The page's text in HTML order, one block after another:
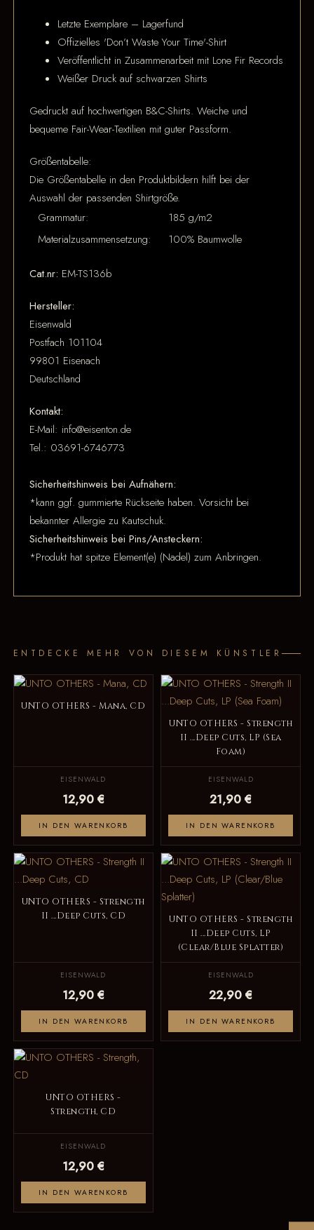
Letzte Exemplare – Lagerfund
Offizielles 'Don’t Waste Your Time'-Shirt
Veröffentlicht in Zusammenarbeit mit Lone Fir Records
Weißer Druck auf schwarzen Shirts
Gedruckt auf hochwertigen B&C-Shirts. Weiche und
bequeme Fair-Wear-Textilien mit guter Passform.
Größentabelle:
Die Größentabelle in den Produktbildern hilft bei der
Auswahl der passenden Shirtgröße.
Grammatur:
185 g/m2
Materialzusammensetzung:
100% Baumwolle
Cat.nr: EM-TS136b
Hersteller:
Eisenwald
Postfach 101104
99801 Eisenach
Deutschland
Kontakt:
E-Mail: info@eisenton.de
Tel.: 03691-6746773
Sicherheitshinweis bei Aufnähern:
*kann ggf. gummierte Rückseite haben. Vorsicht bei
bekannter Allergie zu Kautschuk.
Sicherheitshinweis bei Pins/Ansteckern:
*Produkt hat spitze Element(e) (Nadel) zum Anbringen.
ENTDECKE MEHR VON DIESEM KÜNSTLER
UNTO OTHERS - Mana, CD
EISENWALD
12,90 €
IN DEN WARENKORB
UNTO OTHERS - Strength
II ...Deep Cuts, LP (Sea
Foam)
EISENWALD
21,90 €
IN DEN WARENKORB
UNTO OTHERS - Strength
II ...Deep Cuts, CD
EISENWALD
12,90 €
IN DEN WARENKORB
UNTO OTHERS - Strength
II ...Deep Cuts, LP
(Clear/Blue Splatter)
EISENWALD
22,90 €
IN DEN WARENKORB
UNTO OTHERS -
Strength, CD
EISENWALD
12,90 €
IN DEN WARENKORB